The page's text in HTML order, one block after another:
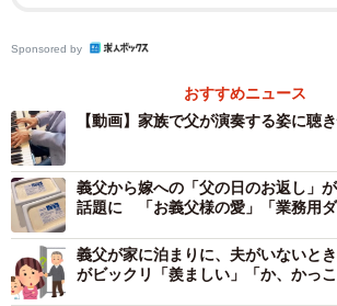
――この時の状況を教えてください
「私の妹と甥っ子が東京から遊びに来て
をするというので、ちょうど家に帰って
と娘も一緒に合流しました。父にストリ
てほしいとリクエストすると、「いいよ
の？」って感じで快く引き受けてくれま
――これまでもリクエストには応えてく
Sponsored by
おすすめニュース
【動画】家族で父が演奏する姿に聴
義父から嫁への「父の日のお返し」
話題に 「お義父様の愛」「業務用ダ
義父が家に泊まりに、夫がいない
がビックリ「羨ましい」「か、かっこ